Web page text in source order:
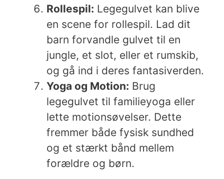
Rollespil: Legegulvet kan blive
en scene for rollespil. Lad dit
barn forvandle gulvet til en
jungle, et slot, eller et rumskib,
og gå ind i deres fantasiverden.
Yoga og Motion: Brug
legegulvet til familieyoga eller
lette motionsøvelser. Dette
fremmer både fysisk sundhed
og et stærkt bånd mellem
forældre og børn.